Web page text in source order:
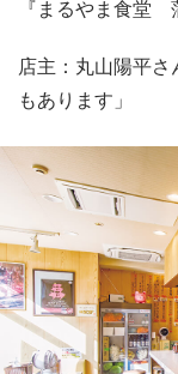
『まるやま食堂
店主：丸山陽平
もあります」